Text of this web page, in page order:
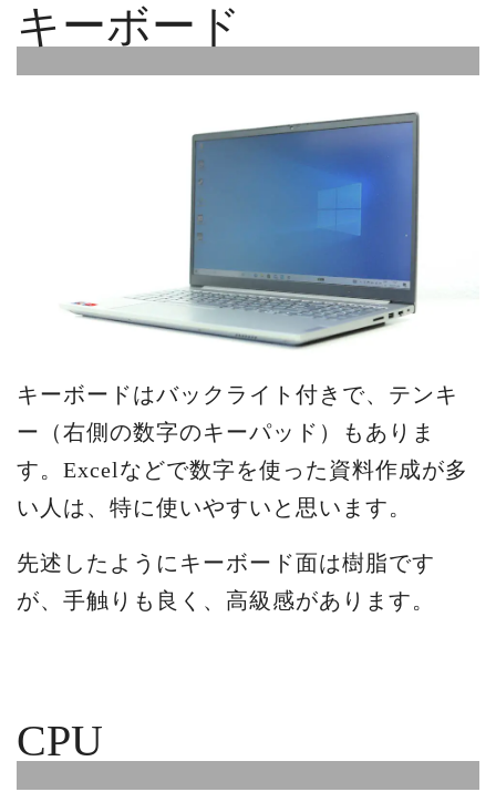
キーボード
キーボードはバックライト付きで、テンキ
ー（右側の数字のキーパッド）もありま
す。Excelなどで数字を使った資料作成が多
い人は、特に使いやすいと思います。
先述したようにキーボード面は樹脂です
が、手触りも良く、高級感があります。
CPU